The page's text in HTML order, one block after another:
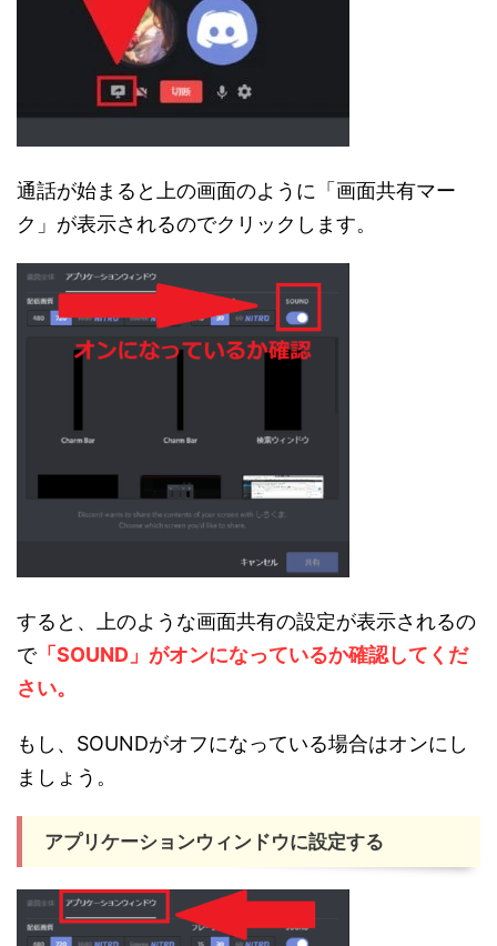
通話が始まると上の画面のように「画面共有マー
ク」が表示されるのでクリックします。
すると、上のような画面共有の設定が表示されるの
で「SOUND」がオンになっているか確認してくだ
さい。
もし、SOUNDがオフになっている場合はオンにし
ましょう。
アプリケーションウィンドウに設定する